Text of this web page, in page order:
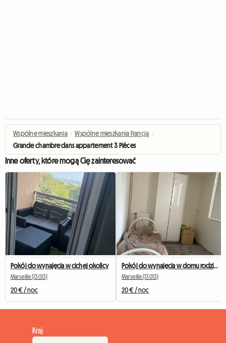
Wspólne mieszkania › Wspólne mieszkania Francja ›
Grande chambre dans appartement 3 Pièces
Inne oferty, które mogą Cię zainteresować
Pokój do wynajęcia w cichej okolicy
Marseille (13013)
20 € / noc
Pokój do wynajęcia w domu rodzinnym
Marseille (13013)
20 € / noc
Kraj